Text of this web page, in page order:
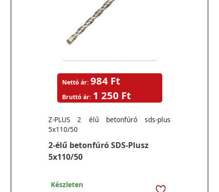
2-élű betonfúró SDS-Plusz
5x110/50
Z-PLUS 2 élű betonfúró sds-plus
5x110/50
Nettó ár: 984 Ft
Bruttó ár: 1 250 Ft
Készleten